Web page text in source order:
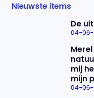
Nieuwste items
De
04-06-
mij
mijn
04-06-